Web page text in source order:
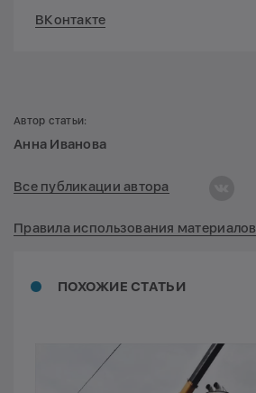
ВКонтакте
ПОХОЖИЕ СТАТЬИ
Автор статьи:
Анна Иванова
Все публикации автора
Правила использования материалов